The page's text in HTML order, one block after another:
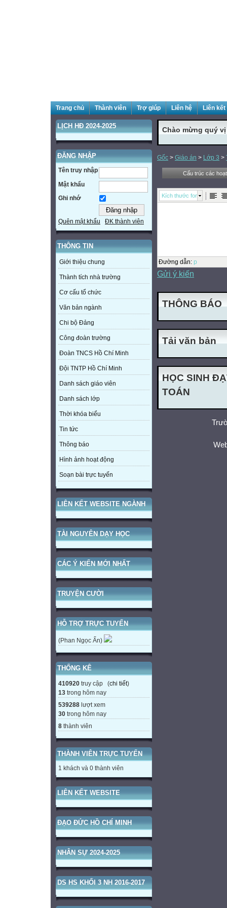
Trang chủ Thành viên Trợ giúp Liên hệ Liên
LỊCH HĐ 2024-2025
ĐĂNG NHẬP
Tên truy nhập
Mật khẩu
Ghi nhớ
Quên mật khẩu ĐK thành viên
THÔNG TIN
Giới thiệu chung
Thành tích nhà trường
Cơ cấu tổ chức
Văn bản ngành
Chi bộ Đảng
Công đoàn trường
Đoàn TNCS Hồ Chí Minh
Đội TNTP Hồ Chí Minh
Danh sách giáo viên
Danh sách lớp
Thời khóa biểu
Tin tức
Thông báo
Hình ảnh hoạt động
Soạn bài trực tuyến
LIÊN KẾT WEBSITE NGÀNH
TÀI NGUYÊN DẠY HỌC
CÁC Ý KIẾN MỚI NHẤT
TRUYỆN CƯỜI
HỖ TRỢ TRỰC TUYẾN
(Phan Ngọc Ẩn)
THỐNG KÊ
410920 truy cập (chi tiết)
13 trong hôm nay
539288 lượt xem
30 trong hôm nay
8 thành viên
THÀNH VIÊN TRỰC TUYẾN
1 khách và 0 thành viên
LIÊN KẾT WEBSITE
ĐẠO ĐỨC HỒ CHÍ MINH
NHÂN SỰ 2024-2025
DS HS KHỐI 3 NH 2016-2017
Chào mừng quý
Gốc > Giáo án > Lớp 3 >
Cấu trúc các
Kích thước font
Đường dẫn: p
Gửi ý kiến
THÔNG BÁO
Tải văn bản
HỌC SINH
TOÁN